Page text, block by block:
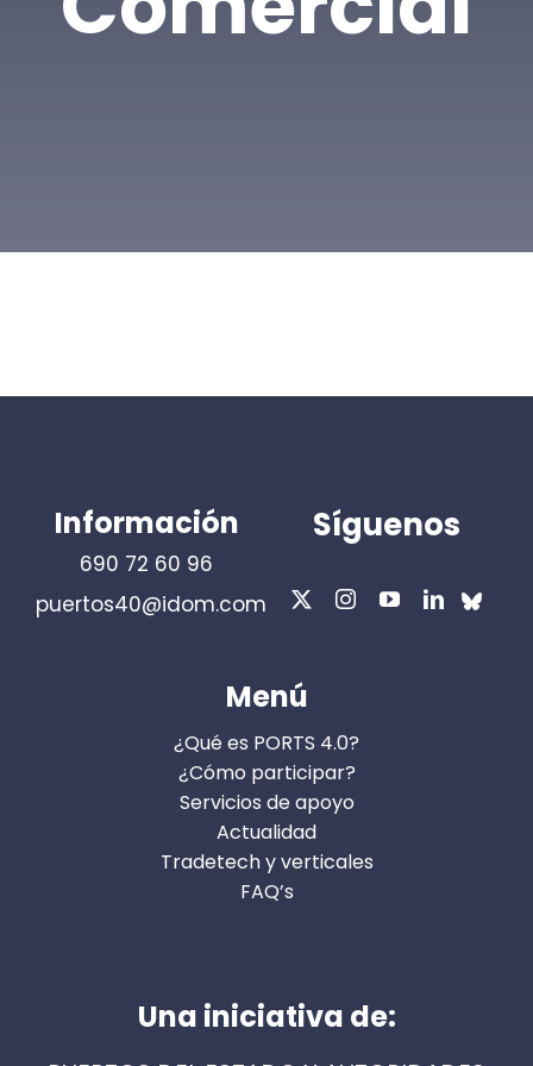
Información
690 72 60 96
puertos40@idom.com
Síguenos
Menú
¿Qué es PORTS 4.0?
¿Cómo participar?
Servicios de apoyo
Actualidad
Tradetech y verticales
FAQ’s
Una iniciativa de: